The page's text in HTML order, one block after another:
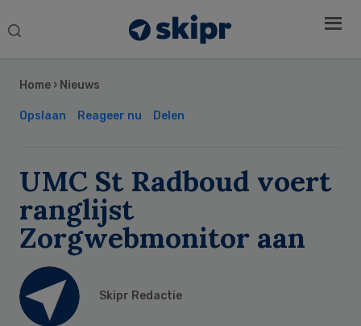
Search
Home › Nieuws
Opslaan Reageer nu Delen
UMC St Radboud voert
ranglijst
Zorgwebmonitor aan
Skipr Redactie
Sidebar